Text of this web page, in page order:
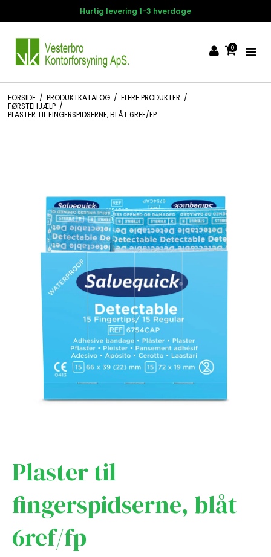
Hurtig levering 1-3 hverdage
0
FORSIDE / PRODUKTKATALOG / FLERE PRODUKTER /
FØRSTEHJÆLP /
PLASTER TIL FINGERSPIDSERNE, BLÅT 6REF/FP
Plaster til
fingerspidserne, blåt
6ref/fp